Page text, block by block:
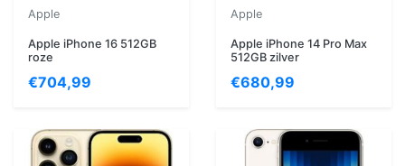
Apple
Apple iPhone 16 512GB
roze
€704,99
Apple
Apple iPhone 14 Pro Max
512GB zilver
€680,99